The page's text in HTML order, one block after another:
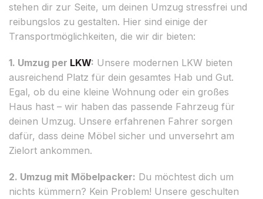
stehen dir zur Seite, um deinen Umzug stressfrei und
reibungslos zu gestalten. Hier sind einige der
Transportmöglichkeiten, die wir dir bieten:
1. Umzug per LKW: Unsere modernen LKW bieten
ausreichend Platz für dein gesamtes Hab und Gut.
Egal, ob du eine kleine Wohnung oder ein großes
Haus hast – wir haben das passende Fahrzeug für
deinen Umzug. Unsere erfahrenen Fahrer sorgen
dafür, dass deine Möbel sicher und unversehrt am
Zielort ankommen.
2. Umzug mit Möbelpacker: Du möchtest dich um
nichts kümmern? Kein Problem! Unsere geschulten